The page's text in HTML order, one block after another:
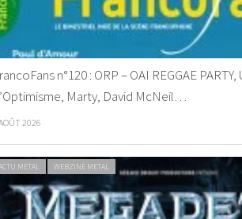
n°120 : ORP – OAI REGGAE
Marty, David McNeil…
2026
METAL WEBZINE METAL